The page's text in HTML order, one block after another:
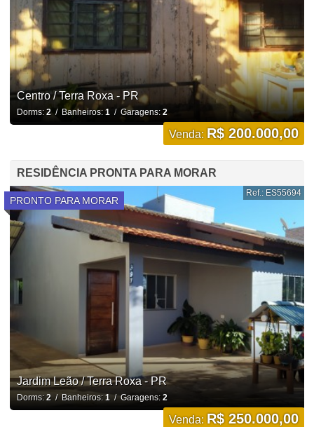
Centro / Terra Roxa - PR
Dorms: 2/ Banheiros: 1/ Garagens: 2
Venda: R$ 200.000,00
RESIDÊNCIA PRONTA PARA MORAR
PRONTO PARA MORAR
Ref.: ES55694
Jardim Leão / Terra Roxa - PR
Dorms: 2/ Banheiros: 1 / Garagens: 2
Venda: R$ 250.000,00